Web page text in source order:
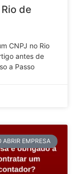
de
CNPJ no Rio
antes de
a Passo
ABRIR EMPRESA